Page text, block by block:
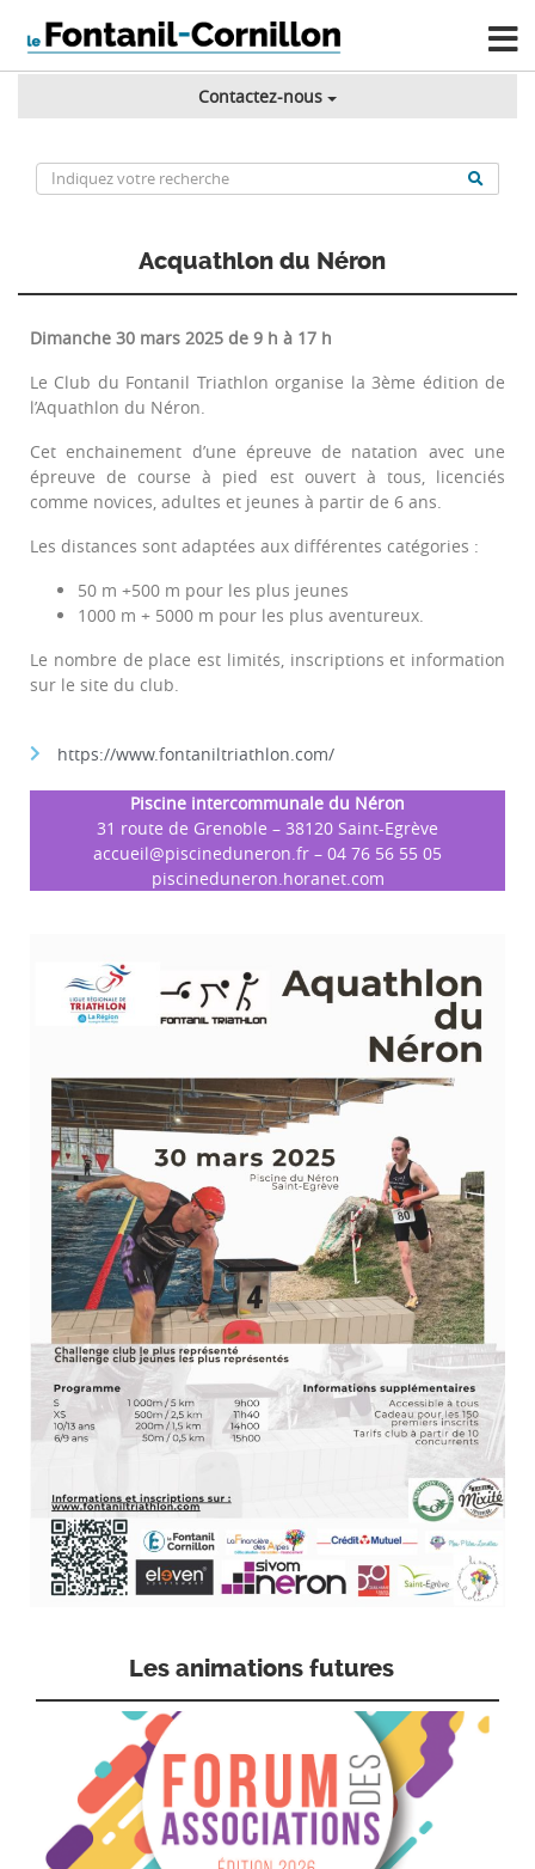
Contactez-nous
Acquathlon du Néron
Dimanche 30 mars 2025 de 9 h à 17 h
Le Club du Fontanil Triathlon organise la 3ème édition de
l’Aquathlon du Néron.
Cet enchainement d’une épreuve de natation avec une
épreuve de course à pied est ouvert à tous, licenciés
comme novices, adultes et jeunes à partir de 6 ans.
Les distances sont adaptées aux différentes catégories :
50 m +500 m pour les plus jeunes
1000 m + 5000 m pour les plus aventureux.
Le nombre de place est limités, inscriptions et information
sur le site du club.
https://www.fontaniltriathlon.com/
Piscine intercommunale du Néron
31 route de Grenoble – 38120 Saint-Egrève
accueil@piscineduneron.fr – 04 76 56 55 05
piscineduneron.horanet.com
Les animations futures